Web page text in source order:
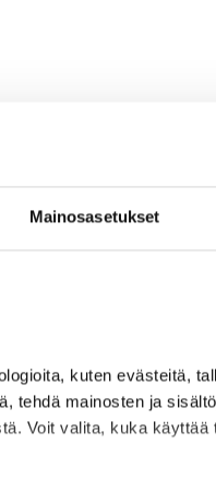
Mainosasetukset
kuten evästeitä,
tehdä mainosten ja
Voit valita, kuka käyttää